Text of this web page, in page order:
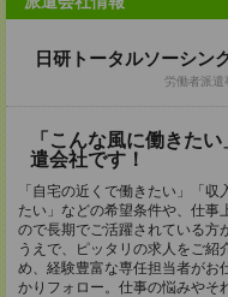
日研トータルソーシ
労働者派
「こんな風に働きた
遣会社です！
「自宅の近くで働きたい」「
たい」などの希望条件や、仕事
ので長期でご活躍されている方
うえで、ピッタリの求人をご紹
め、経験豊富な専任担当者がお
かりフォロー。仕事の悩みやそ